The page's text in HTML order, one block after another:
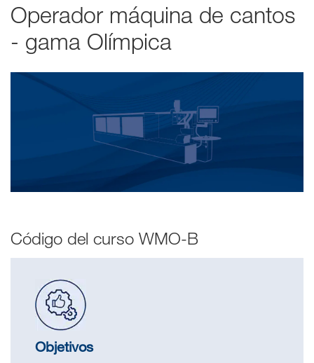
Operador máquina de cantos
- gama Olímpica
Código del curso WMO-B
Objetivos